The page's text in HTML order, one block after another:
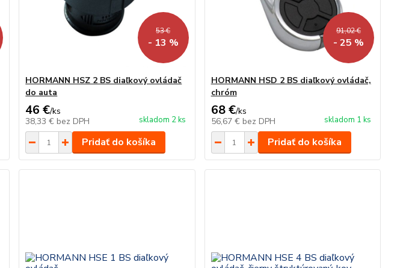
53 €
- 13 %
HORMANN HSZ 2 BS diaľkový ovládač
do auta
46 €/ks
38,33 € bez DPH skladom 2 ks
Pridať do košíka
91,02 €
- 25 %
HORMANN HSD 2 BS diaľkový ovládač,
chróm
68 €/ks
56,67 € bez DPH skladom 1 ks
Pridať do košíka